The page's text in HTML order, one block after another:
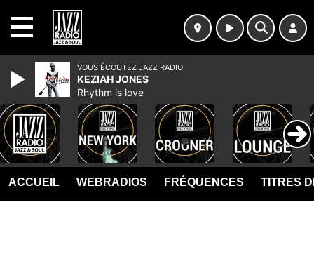
ACCUEIL WEBRADIOS FRÉQUENCES TITRES
VOUS ÉCOUTEZ JAZZ RADIO
KEZIAH JONES
Rhythm is love